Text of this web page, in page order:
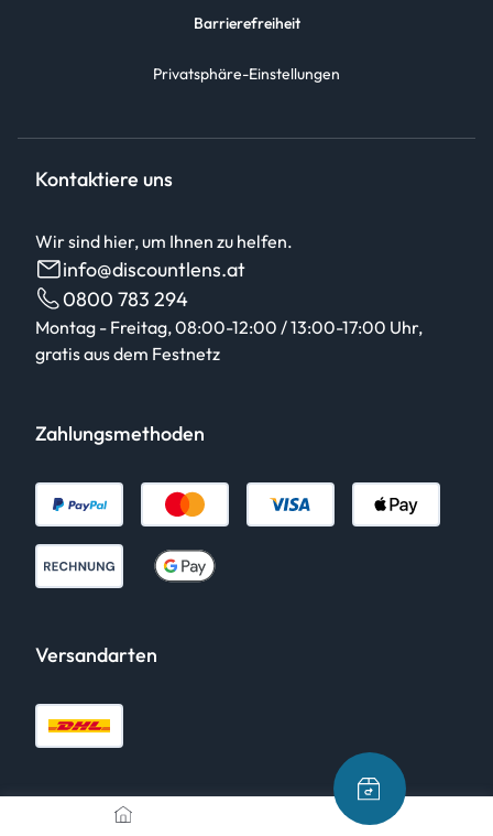
Barrierefreiheit
Privatsphäre-Einstellungen
Kontaktiere uns
Wir sind hier, um Ihnen zu helfen.
info@discountlens.at
0800 783 294
Montag - Freitag, 08:00-12:00 / 13:00-17:00 Uhr,
gratis aus dem Festnetz
Zahlungsmethoden
Versandarten